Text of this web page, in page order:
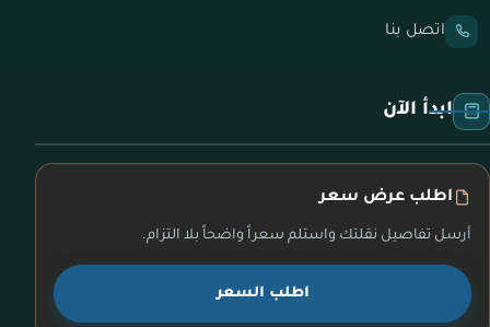
اتصل بنا
ابدأ الآن
اطلب عرض سعر
أرسل تفاصيل نقلتك واستلم سعراً واضحاً بلا التزام.
اطلب السعر